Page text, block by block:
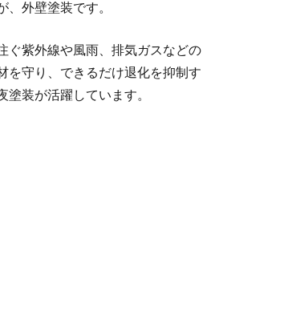
、外壁塗装です。
ぐ紫外線や風雨、排気ガスなどの
を守り、できるだけ退化を抑制す
塗装が活躍しています。